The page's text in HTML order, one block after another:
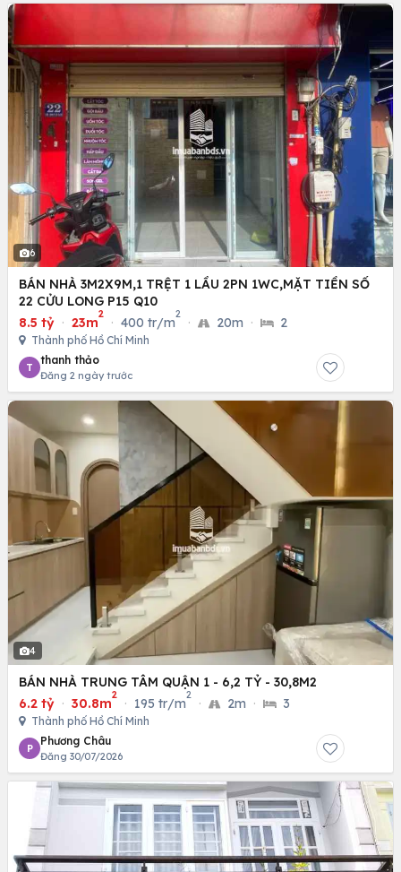
6
BÁN NHÀ 3M2X9M,1 TRỆT 1 LẦU 2PN 1WC,MẶT TIỀN SỐ
22 CỬU LONG P15 Q10
8.5 tỷ · 23m
2
· 400 tr/m
2
· 20m · 2
Thành phố Hồ Chí Minh
T
thanh thảo
Đăng 2 ngày trước
4
BÁN NHÀ TRUNG TÂM QUẬN 1 - 6,2 TỶ - 30,8M2
6.2 tỷ · 30.8m
2
· 195 tr/m
2
· 2m · 3
Thành phố Hồ Chí Minh
P
Phương Châu
Đăng 30/07/2026